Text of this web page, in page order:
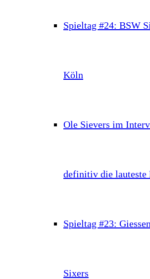
Spieltag #24: BSW
Köln
Ole Sievers im
definitiv die
Spieltag #23:
Sixers